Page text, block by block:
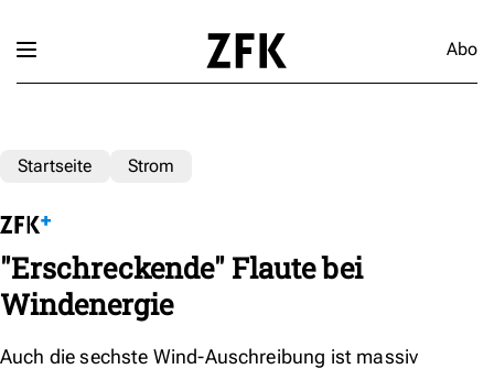
Abo
Startseite Strom
"Erschreckende" Flaute bei
Windenergie
Auch die sechste Wind-Auschreibung ist massiv